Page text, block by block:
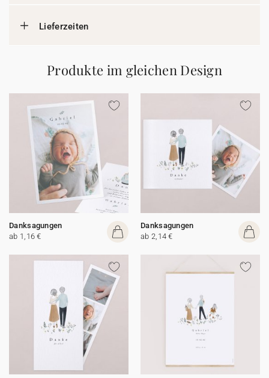
Lieferzeiten
Produkte im gleichen Design
Danksagungen
ab 1,16 €
Danksagungen
ab 2,14 €